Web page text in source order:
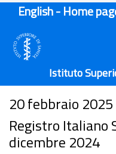
English - Home
Istituto
20 febbraio 2025
Registro Italiano
dicembre 2024